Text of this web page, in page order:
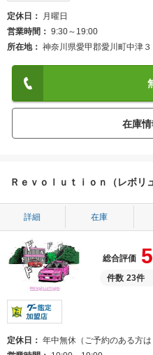
定休日
月曜日
営業時間
9:30～19:00
所在地
神奈川県愛甲郡愛川町中津３
Ｒｅｖｏｌｕｔｉｏｎ（レボリ
詳細 在庫
総合評価
件数 23件
定休日
年中無休（ご予約のある方は